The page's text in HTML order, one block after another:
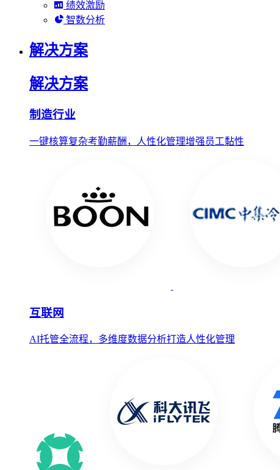
绩效激励
智数分析
解决方案
解决方案
制造行业
一键核算复杂考勤薪酬，人性化管理增强员工黏性
互联网
AI托管全流程，多维度数据分析打造人性化管理